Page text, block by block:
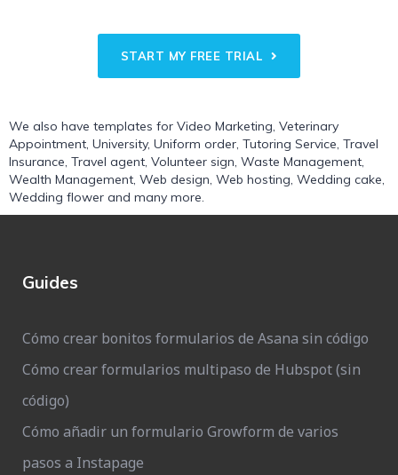
START MY FREE TRIAL
We also have templates for Video Marketing, Veterinary
Appointment, University, Uniform order, Tutoring Service, Travel
Insurance, Travel agent, Volunteer sign, Waste Management,
Wealth Management, Web design, Web hosting, Wedding cake,
Wedding flower and many more.
Guides
Cómo crear bonitos formularios de Asana sin código
Cómo crear formularios multipaso de Hubspot (sin
código)
Cómo añadir un formulario Growform de varios
pasos a Instapage